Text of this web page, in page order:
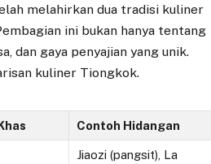
melahirkan dua tradisi kuliner
ini bukan hanya tentang
dan gaya penyajian yang unik.
kuliner Tiongkok.
Contoh Hidangan
Jiaozi (pangsit), La